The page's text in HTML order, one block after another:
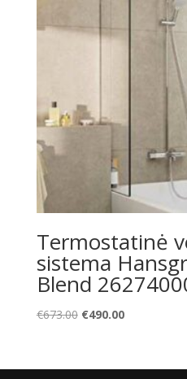
Termostatinė
sistema
Blend
€673.00 Original
€673.00.
€490.00Current
€490.00.